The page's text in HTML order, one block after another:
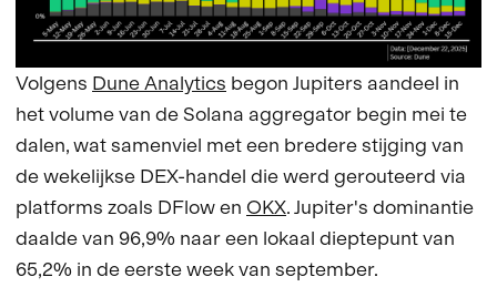
Volgens Dune Analytics begon Jupiters aandeel in
het volume van de Solana aggregator begin mei te
dalen, wat samenviel met een bredere stijging van
de wekelijkse DEX-handel die werd gerouteerd via
platforms zoals DFlow en OKX. Jupiter's dominantie
daalde van 96,9% naar een lokaal dieptepunt van
65,2% in de eerste week van september.